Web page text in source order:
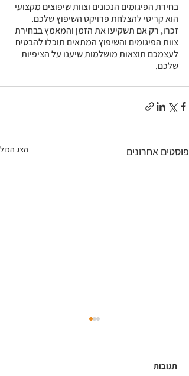
בחירת הפיגומים הנכונים וצוות שיפוצים מקצועי
הוא קריטי להצלחת פרויקט השיפוץ שלכם.
זכרו, רק אם תשקיעו את הזמן והמאמץ בבחירת
צוות הפיגומים והשיפוץ המתאים תוכלו להבטיח
לעצמכם תוצאות מושלמות שיענו על הציפיות
שלכם.
פוסטים אחרונים הצג הכול
תגובות